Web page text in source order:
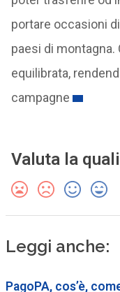
portare occasioni
paesi di
equilibrata,
campagne
Valuta la
Leggi anche:
PagoPA, cos’è,